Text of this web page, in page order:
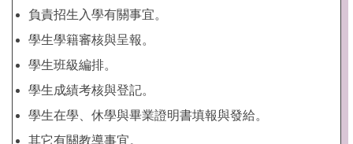
負責招生入學有關事宜。
學生學籍審核與呈報。
學生班級編排。
學生成績考核與登記。
學生在學、休學與畢業證明書填報與發給。
其它有關教導事宜。